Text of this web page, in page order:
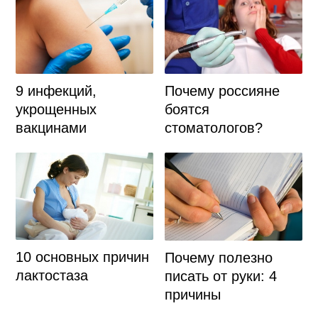
9 инфекций,
укрощенных
вакцинами
Почему россияне
боятся
стоматологов?
10 основных причин
лактостаза
Почему полезно
писать от руки: 4
причины